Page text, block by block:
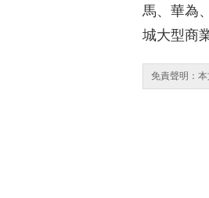
馬、華為
城大型商
免責聲明：